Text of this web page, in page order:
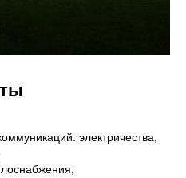
электричества,